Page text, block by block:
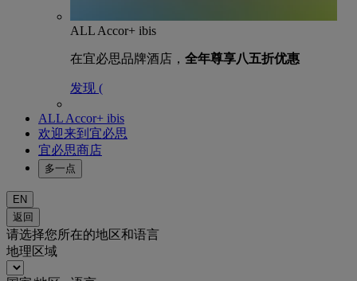
ALL Accor+ ibis
在宜必思品牌酒店， 全年尊享八五折优惠
发现 (
ALL Accor+ ibis
欢迎来到宜必思
宜必思商店
多一点
EN
返回
请选择您所在的地区和语言
地理区域